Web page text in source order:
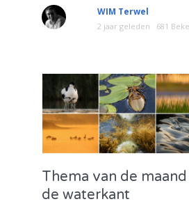
WIM Terwel
2 jaar geleden 681
Thema van de
de waterkant